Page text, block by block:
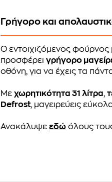
Γρήγορο και
Ο εντοιχιζόμενος
προσφέρειγρήγορο
οθόνη, για να έχεις τα
Μεχωρητικότητα 31 λίτρα,
Defrost, μαγειρεύεις
Ανακάλυψεεδώ όλους